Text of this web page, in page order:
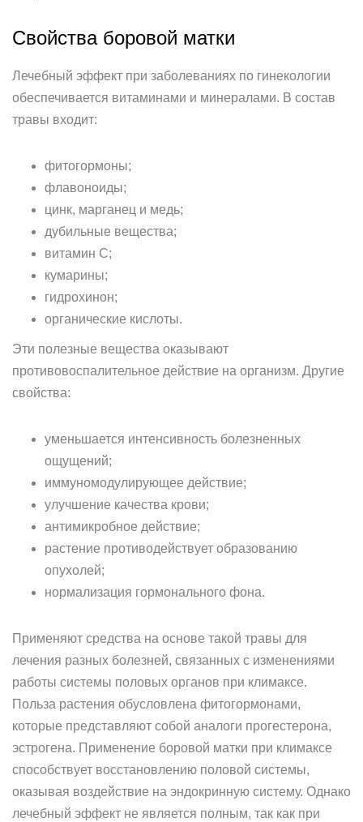
Свойства боровой матки
Лечебный эффект при заболеваниях по гинекологии
обеспечивается витаминами и минералами. В состав
травы входит:
фитогормоны;
флавоноиды;
цинк, марганец и медь;
дубильные вещества;
витамин С;
кумарины;
гидрохинон;
органические кислоты.
Эти полезные вещества оказывают
противовоспалительное действие на организм. Другие
свойства:
уменьшается интенсивность болезненных
ощущений;
иммуномодулирующее действие;
улучшение качества крови;
антимикробное действие;
растение противодействует образованию
опухолей;
нормализация гормонального фона.
Применяют средства на основе такой травы для
лечения разных болезней, связанных с изменениями
работы системы половых органов при климаксе.
Польза растения обусловлена фитогормонами,
которые представляют собой аналоги прогестерона,
эстрогена. Применение боровой матки при климаксе
способствует восстановлению половой системы,
оказывая воздействие на эндокринную систему. Однако
лечебный эффект не является полным, так как при